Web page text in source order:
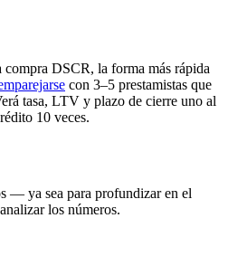
compra DSCR, la forma más rápida
con 3–5 prestamistas que
tasa, LTV y plazo de cierre uno al
10 veces.
— ya sea para profundizar en el
los números.